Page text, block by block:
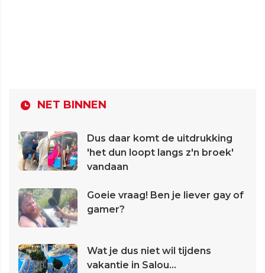
NET BINNEN
Dus daar komt de uitdrukking
'het dun loopt langs z'n broek'
vandaan
Goeie vraag! Ben je liever gay of
gamer?
Wat je dus niet wil tijdens
vakantie in Salou...